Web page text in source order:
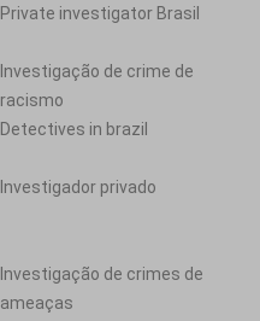
Private investigator Brasil
Investigação de crime de
racismo
Detectives in brazil
Investigador privado
Investigação de crimes de
ameaças